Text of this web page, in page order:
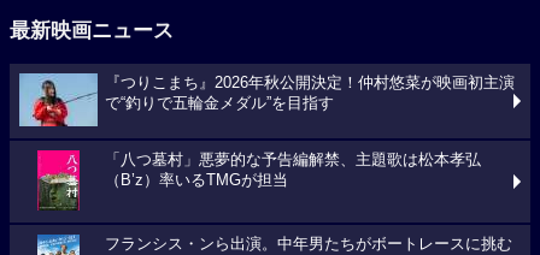
最新映画ニュース
『つりこまち』2026年秋公開決定！仲村悠菜が映画初主演
で“釣りで五輪金メダル”を目指す
「八つ墓村」悪夢的な予告編解禁、主題歌は松本孝弘
（B’z）率いるTMGが担当
フランシス・ンら出演。中年男たちがボートレースに挑む